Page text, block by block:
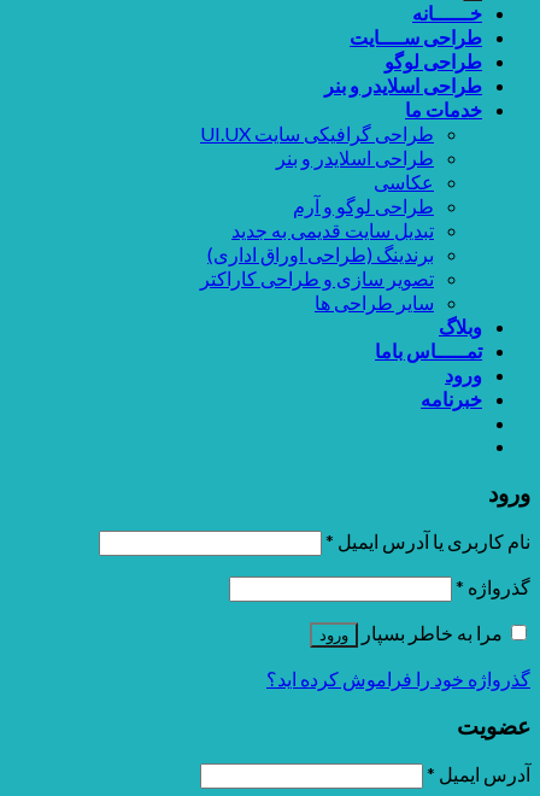
خــــــانه
طراحی ســــایت
طراحی لوگو
طراحی اسلایدر و بنر
خدمات ما
طراحی گرافیکی سایت UI.UX
طراحی اسلایدر و بنر
عکاسی
طراحی لوگو و آرم
تبدیل سایت قدیمی به جدید
برندینگ (طراحی اوراق اداری)
تصویر سازی و طراحی کاراکتر
سایر طراحی ها
وبلاگ
تمـــــاس باما
ورود
خبرنامه
ورود
نام کاربری یا آدرس ایمیل *
گذرواژه *
مرا به خاطر بسپار
ورود
گذرواژه خود را فراموش کرده اید؟
عضویت
آدرس ایمیل *